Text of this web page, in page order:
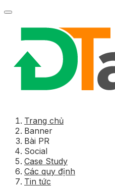
Trang chủ
Banner
Bài PR
Social
Case Study
Các quy định
Tin tức